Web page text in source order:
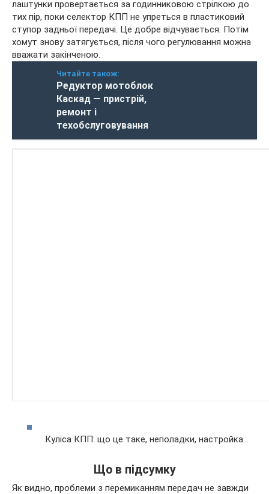
лаштунки провертається за годинниковою стрілкою до
тих пір, поки селектор КПП не упреться в пластиковий
ступор задньої передачі. Це добре відчувається. Потім
хомут знову затягується, після чого регулювання можна
вважати закінченою.
Читайте також:
Редуктор мотоблок
Каскад — пристрій,
ремонт і
техобслуговування
Куліса КПП: що це таке, неполадки, настройка…
Що в підсумку
Як видно, проблеми з перемиканням передач не завжди